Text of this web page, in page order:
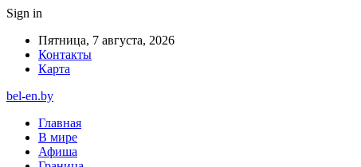
Sign in
Пятница, 7 августа, 2026
Контакты
Карта
bel-en.by
Главная
В мире
Афиша